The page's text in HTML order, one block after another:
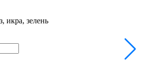
икра, зелень